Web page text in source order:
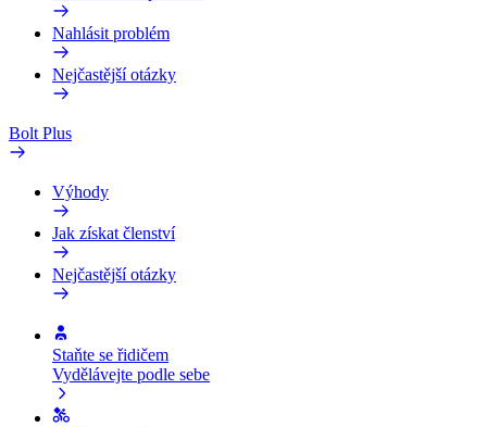
Nahlásit problém
Nejčastější otázky
Bolt Plus
Výhody
Jak získat členství
Nejčastější otázky
Staňte se řidičem
Vydělávejte podle sebe